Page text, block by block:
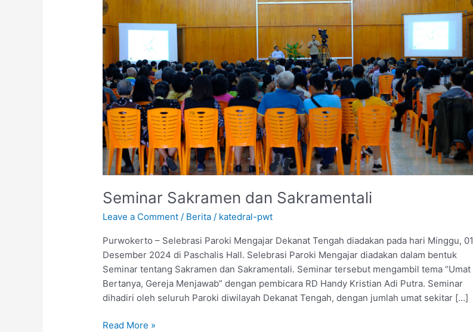
Seminar Sakramen dan Sakramentali
Leave a Comment / Berita / katedral-pwt
Purwokerto – Selebrasi Paroki Mengajar Dekanat Tengah diadakan pada hari Minggu, 01
Desember 2024 di Paschalis Hall. Selebrasi Paroki Mengajar diadakan dalam bentuk
Seminar tentang Sakramen dan Sakramentali. Seminar tersebut mengambil tema “Umat
Bertanya, Gereja Menjawab” dengan pembicara RD Handy Kristian Adi Putra. Seminar
dihadiri oleh seluruh Paroki diwilayah Dekanat Tengah, dengan jumlah umat sekitar […]
Read More »